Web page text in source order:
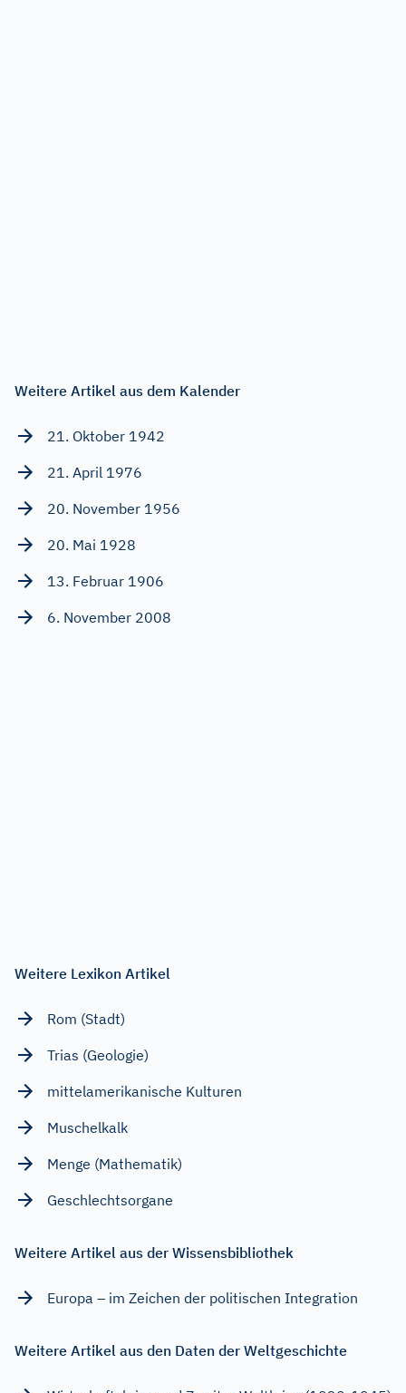
Weitere Artikel aus dem Kalender
21. Oktober 1942
21. April 1976
20. November 1956
20. Mai 1928
13. Februar 1906
6. November 2008
Weitere Lexikon Artikel
Rom (Stadt)
Trias (Geologie)
mittelamerikanische Kulturen
Muschelkalk
Menge (Mathematik)
Geschlechtsorgane
Weitere Artikel aus der Wissensbibliothek
Europa – im Zeichen der politischen Integration
Weitere Artikel aus den Daten der Weltgeschichte